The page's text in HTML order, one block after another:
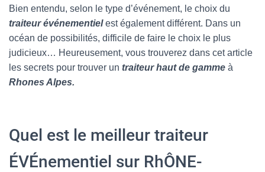
Bien entendu, selon le type d’événement, le choix du
traiteur événementielest également différent. Dans un
océan de possibilités, difficile de faire le choix le plus
judicieux… Heureusement, vous trouverez dans cet article
les secrets pour trouver un traiteur haut de gamme à
Rhones Alpes.
Quel est le meilleur traiteur
ÉVÉnementiel sur RhÔNE-